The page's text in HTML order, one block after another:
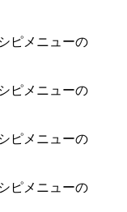
ピメニューの
ピメニューの
ピメニューの
ピメニューの